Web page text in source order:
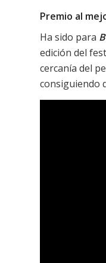
Premio al
Ha sido para
edición del
cercanía del
consiguiendo